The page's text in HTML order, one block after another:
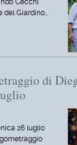
Cecchi
del Giardino…
di
26 luglio